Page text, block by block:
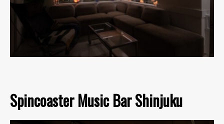
Spincoaster Music Bar Shinjuku